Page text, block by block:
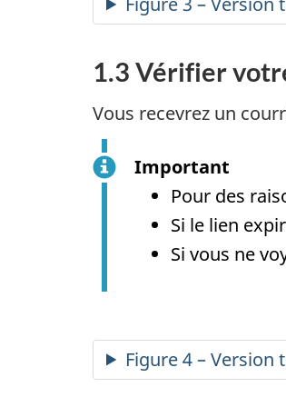
1.3 Vérifier
Vous recevrez un
Important
Pour des
Si le lien
Si vous ne
Figure 4 – Version